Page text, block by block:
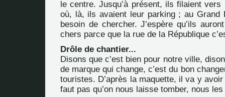
le centre. Jusqu’à présent, ils filaient
où, là, ils avaient leur parking ; au Grand
besoin de chercher. J’espère qu’ils
chers parce que la rue de la République
Drôle de chantier...
Disons que c’est bien pour notre ville,
de marque qui change, c’est du bon
touristes. D’après la maquette, il va y
faut pas qu’on nous laisse tomber, nous